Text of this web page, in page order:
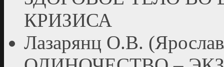
КРИЗИСА
Лазарянц О.В.